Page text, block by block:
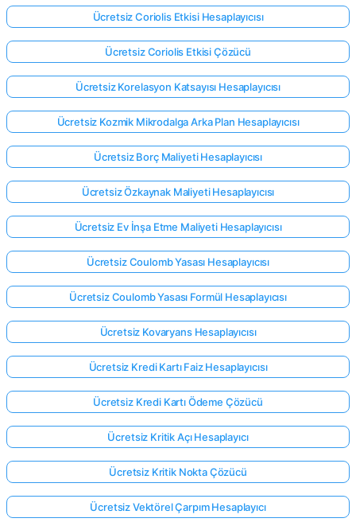
Ücretsiz Coriolis Etkisi Hesaplayıcısı
Ücretsiz Coriolis Etkisi Çözücü
Ücretsiz Korelasyon Katsayısı Hesaplayıcısı
Ücretsiz Kozmik Mikrodalga Arka Plan Hesaplayıcısı
Ücretsiz Borç Maliyeti Hesaplayıcısı
Ücretsiz Özkaynak Maliyeti Hesaplayıcısı
Ücretsiz Ev İnşa Etme Maliyeti Hesaplayıcısı
Ücretsiz Coulomb Yasası Hesaplayıcısı
Ücretsiz Coulomb Yasası Formül Hesaplayıcısı
Ücretsiz Kovaryans Hesaplayıcısı
Ücretsiz Kredi Kartı Faiz Hesaplayıcısı
Ücretsiz Kredi Kartı Ödeme Çözücü
Ücretsiz Kritik Açı Hesaplayıcı
Ücretsiz Kritik Nokta Çözücü
Ücretsiz Vektörel Çarpım Hesaplayıcı